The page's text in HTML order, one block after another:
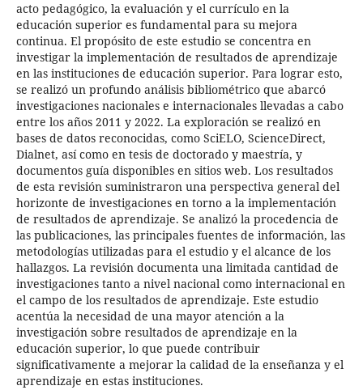
acto pedagógico, la evaluación y el currículo en la
educación superior es fundamental para su mejora
continua. El propósito de este estudio se concentra en
investigar la implementación de resultados de aprendizaje
en las instituciones de educación superior. Para lograr esto,
se realizó un profundo análisis bibliométrico que abarcó
investigaciones nacionales e internacionales llevadas a cabo
entre los años 2011 y 2022. La exploración se realizó en
bases de datos reconocidas, como SciELO, ScienceDirect,
Dialnet, así como en tesis de doctorado y maestría, y
documentos guía disponibles en sitios web. Los resultados
de esta revisión suministraron una perspectiva general del
horizonte de investigaciones en torno a la implementación
de resultados de aprendizaje. Se analizó la procedencia de
las publicaciones, las principales fuentes de información, las
metodologías utilizadas para el estudio y el alcance de los
hallazgos. La revisión documenta una limitada cantidad de
investigaciones tanto a nivel nacional como internacional en
el campo de los resultados de aprendizaje. Este estudio
acentúa la necesidad de una mayor atención a la
investigación sobre resultados de aprendizaje en la
educación superior, lo que puede contribuir
significativamente a mejorar la calidad de la enseñanza y el
aprendizaje en estas instituciones.